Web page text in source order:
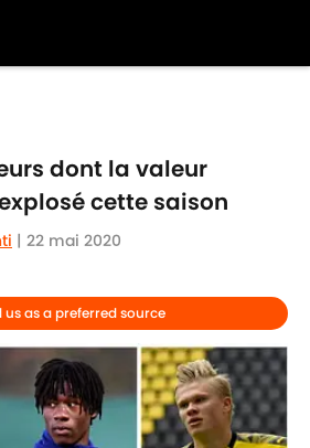
dont la valeur
cette saison
| 22 mai 2020
us as a preferred source